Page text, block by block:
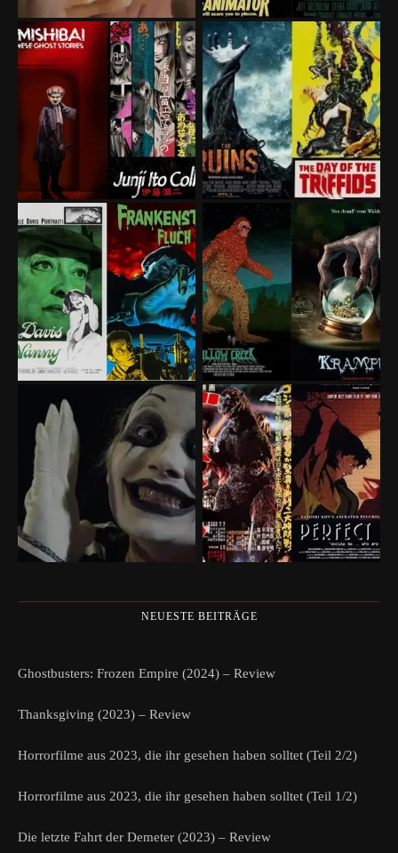
NEUESTE BEITRÄGE
Ghostbusters: Frozen Empire (2024) – Review
Thanksgiving (2023) – Review
Horrorfilme aus 2023, die ihr gesehen haben solltet (Teil 2/2)
Horrorfilme aus 2023, die ihr gesehen haben solltet (Teil 1/2)
Die letzte Fahrt der Demeter (2023) – Review